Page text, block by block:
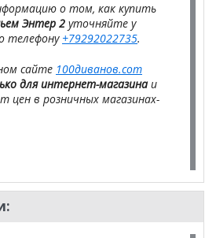
о том, как купить
Энтер 2 уточняйте у
телефону +79292022735.
сайте 100диванов.com
для интернет-магазинаи
цен в розничных магазинах-